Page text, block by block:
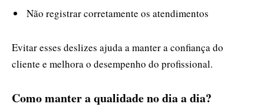
Não registrar corretamente os atendimentos
Evitar esses deslizes ajuda a manter a confiança do
cliente e melhora o desempenho do profissional.
Como manter a qualidade no dia a dia?